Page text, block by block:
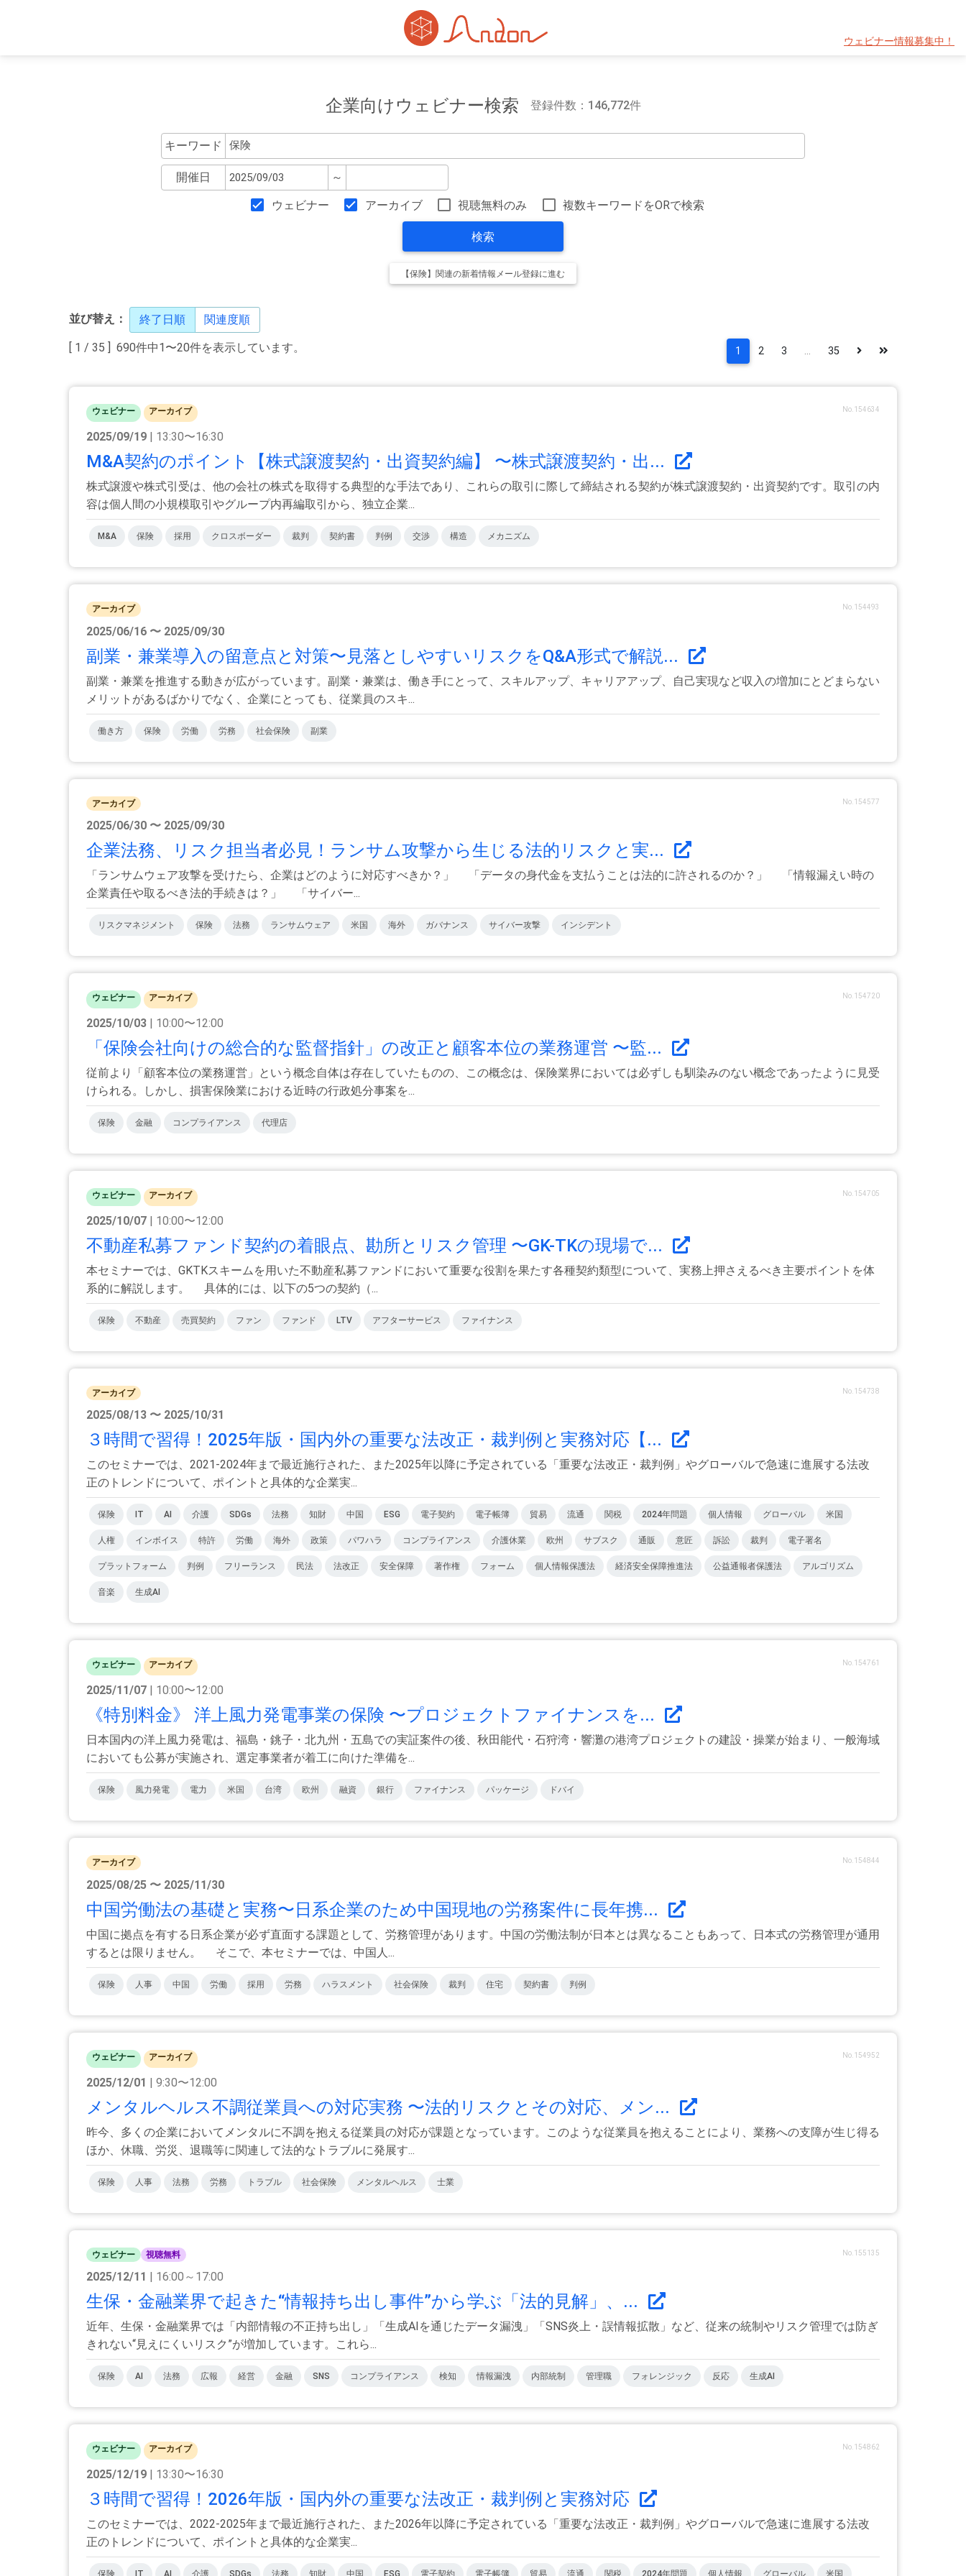
ウェビナー情報募集中！
企業向けウェビナー検索 登録件数：146,772件
キーワード
開催日 ～
ウェビナー アーカイブ 視聴無料のみ 複数キーワードをORで検索
検索
【保険】関連の新着情報メール登録に進む
並び替え： 終了日順 関連度順
[ 1 / 35 ] 690件中1〜20件を表示しています。 1 2 3 ... 35
ウェビナー アーカイブ No.154634
2025/09/19 | 13:30〜16:30
M&A契約のポイント【株式譲渡契約・出資契約編】 〜株式譲渡契約・出...
株式譲渡や株式引受は、他の会社の株式を取得する典型的な手法であり、これらの取引に際して締結される契約が株式譲渡契約・出資契約です。取引の内
容は個人間の小規模取引やグループ内再編取引から、独立企業...
M&A 保険 採用 クロスボーダー 裁判 契約書 判例 交渉 構造 メカニズム
アーカイブ No.154493
2025/06/16 〜 2025/09/30
副業・兼業導入の留意点と対策〜見落としやすいリスクをQ&A形式で解説...
副業・兼業を推進する動きが広がっています。副業・兼業は、働き手にとって、スキルアップ、キャリアアップ、自己実現など収入の増加にとどまらない
メリットがあるばかりでなく、企業にとっても、従業員のスキ...
働き方 保険 労働 労務 社会保険 副業
アーカイブ No.154577
2025/06/30 〜 2025/09/30
企業法務、リスク担当者必見！ランサム攻撃から生じる法的リスクと実...
「ランサムウェア攻撃を受けたら、企業はどのように対応すべきか？」 「データの身代金を支払うことは法的に許されるのか？」 「情報漏えい時の
企業責任や取るべき法的手続きは？」 「サイバー...
リスクマネジメント 保険 法務 ランサムウェア 米国 海外 ガバナンス サイバー攻撃 インシデント
ウェビナー アーカイブ No.154720
2025/10/03 | 10:00〜12:00
「保険会社向けの総合的な監督指針」の改正と顧客本位の業務運営 〜監...
従前より「顧客本位の業務運営」という概念自体は存在していたものの、この概念は、保険業界においては必ずしも馴染みのない概念であったように見受
けられる。しかし、損害保険業における近時の行政処分事案を...
保険 金融 コンプライアンス 代理店
ウェビナー アーカイブ No.154705
2025/10/07 | 10:00〜12:00
不動産私募ファンド契約の着眼点、勘所とリスク管理 〜GK-TKの現場で...
本セミナーでは、GKTKスキームを用いた不動産私募ファンドにおいて重要な役割を果たす各種契約類型について、実務上押さえるべき主要ポイントを体
系的に解説します。 具体的には、以下の5つの契約（...
保険 不動産 売買契約 ファン ファンド LTV アフターサービス ファイナンス
アーカイブ No.154738
2025/08/13 〜 2025/10/31
３時間で習得！2025年版・国内外の重要な法改正・裁判例と実務対応【...
このセミナーでは、2021-2024年まで最近施行された、また2025年以降に予定されている「重要な法改正・裁判例」やグローバルで急速に進展する法改
正のトレンドについて、ポイントと具体的な企業実...
保険 IT AI 介護 SDGs 法務 知財 中国 ESG 電子契約 電子帳簿 貿易 流通 関税 2024年問題 個人情報 グローバル 米国
人権 インボイス 特許 労働 海外 政策 パワハラ コンプライアンス 介護休業 欧州 サブスク 通販 意匠 訴訟 裁判 電子署名
プラットフォーム 判例 フリーランス 民法 法改正 安全保障 著作権 フォーム 個人情報保護法 経済安全保障推進法 公益通報者保護法 アルゴリズム
音楽 生成AI
ウェビナー アーカイブ No.154761
2025/11/07 | 10:00〜12:00
《特別料金》 洋上風力発電事業の保険 〜プロジェクトファイナンスを...
日本国内の洋上風力発電は、福島・銚子・北九州・五島での実証案件の後、秋田能代・石狩湾・響灘の港湾プロジェクトの建設・操業が始まり、一般海域
においても公募が実施され、選定事業者が着工に向けた準備を...
保険 風力発電 電力 米国 台湾 欧州 融資 銀行 ファイナンス パッケージ ドバイ
アーカイブ No.154844
2025/08/25 〜 2025/11/30
中国労働法の基礎と実務〜日系企業のため中国現地の労務案件に長年携...
中国に拠点を有する日系企業が必ず直面する課題として、労務管理があります。中国の労働法制が日本とは異なることもあって、日本式の労務管理が通用
するとは限りません。 そこで、本セミナーでは、中国人...
保険 人事 中国 労働 採用 労務 ハラスメント 社会保険 裁判 住宅 契約書 判例
ウェビナー アーカイブ No.154952
2025/12/01 | 9:30〜12:00
メンタルヘルス不調従業員への対応実務 〜法的リスクとその対応、メン...
昨今、多くの企業においてメンタルに不調を抱える従業員の対応が課題となっています。このような従業員を抱えることにより、業務への支障が生じ得る
ほか、休職、労災、退職等に関連して法的なトラブルに発展す...
保険 人事 法務 労務 トラブル 社会保険 メンタルヘルス 士業
ウェビナー 視聴無料 No.155135
2025/12/11 | 16:00～17:00
生保・金融業界で起きた“情報持ち出し事件”から学ぶ「法的見解」、...
近年、生保・金融業界では「内部情報の不正持ち出し」「生成AIを通じたデータ漏洩」「SNS炎上・誤情報拡散」など、従来の統制やリスク管理では防ぎ
きれない“見えにくいリスク”が増加しています。これら...
保険 AI 法務 広報 経営 金融 SNS コンプライアンス 検知 情報漏洩 内部統制 管理職 フォレンジック 反応 生成AI
ウェビナー アーカイブ No.154862
2025/12/19 | 13:30〜16:30
３時間で習得！2026年版・国内外の重要な法改正・裁判例と実務対応
このセミナーでは、2022-2025年まで最近施行された、また2026年以降に予定されている「重要な法改正・裁判例」やグローバルで急速に進展する法改
正のトレンドについて、ポイントと具体的な企業実...
保険 IT AI 介護 SDGs 法務 知財 中国 ESG 電子契約 電子帳簿 貿易 流通 関税 2024年問題 個人情報 グローバル 米国